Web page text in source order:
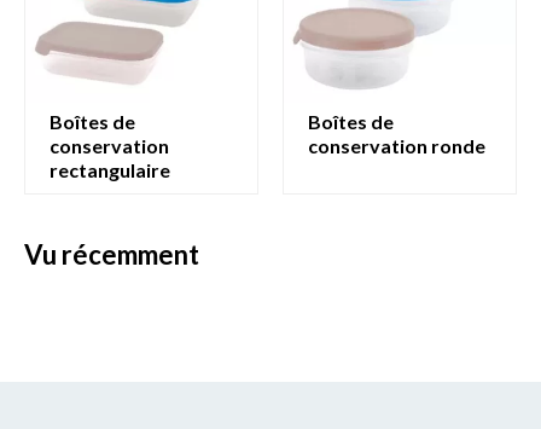
boîtes de
conservation
rectangulaire
boîtes de
conservation ronde
vu récemment